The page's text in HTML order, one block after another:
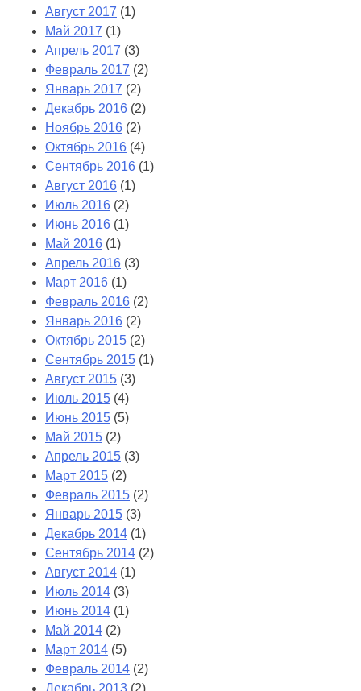
Август 2017 (1)
Май 2017 (1)
Апрель 2017 (3)
Февраль 2017 (2)
Январь 2017 (2)
Декабрь 2016 (2)
Ноябрь 2016 (2)
Октябрь 2016 (4)
Сентябрь 2016 (1)
Август 2016 (1)
Июль 2016 (2)
Июнь 2016 (1)
Май 2016 (1)
Апрель 2016 (3)
Март 2016 (1)
Февраль 2016 (2)
Январь 2016 (2)
Октябрь 2015 (2)
Сентябрь 2015 (1)
Август 2015 (3)
Июль 2015 (4)
Июнь 2015 (5)
Май 2015 (2)
Апрель 2015 (3)
Март 2015 (2)
Февраль 2015 (2)
Январь 2015 (3)
Декабрь 2014 (1)
Сентябрь 2014 (2)
Август 2014 (1)
Июль 2014 (3)
Июнь 2014 (1)
Май 2014 (2)
Март 2014 (5)
Февраль 2014 (2)
Декабрь 2013 (2)